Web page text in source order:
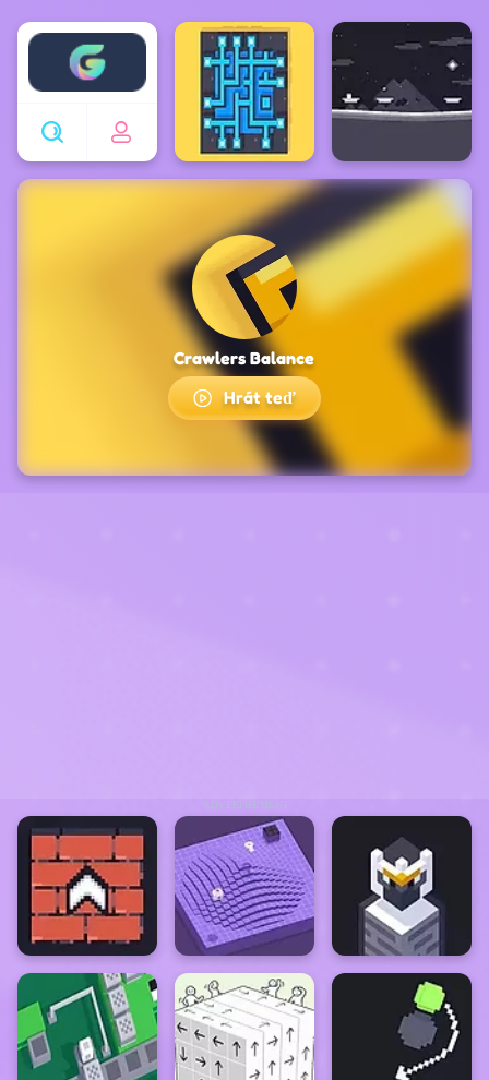
Enjoy4fun
ADVERTISEMENT
Crawlers Balance
Hrát teď